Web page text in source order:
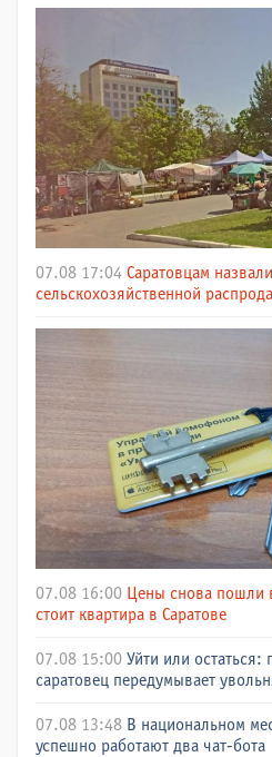
07.08 17:04 Саратовцам
сельскохозяйственной
07.08 16:00 Цены снова пошли
стоит квартира в Саратове
07.08 15:00 Уйти или остаться:
саратовец передумывает
07.08 13:48 В национальном
успешно работают два чат-бота